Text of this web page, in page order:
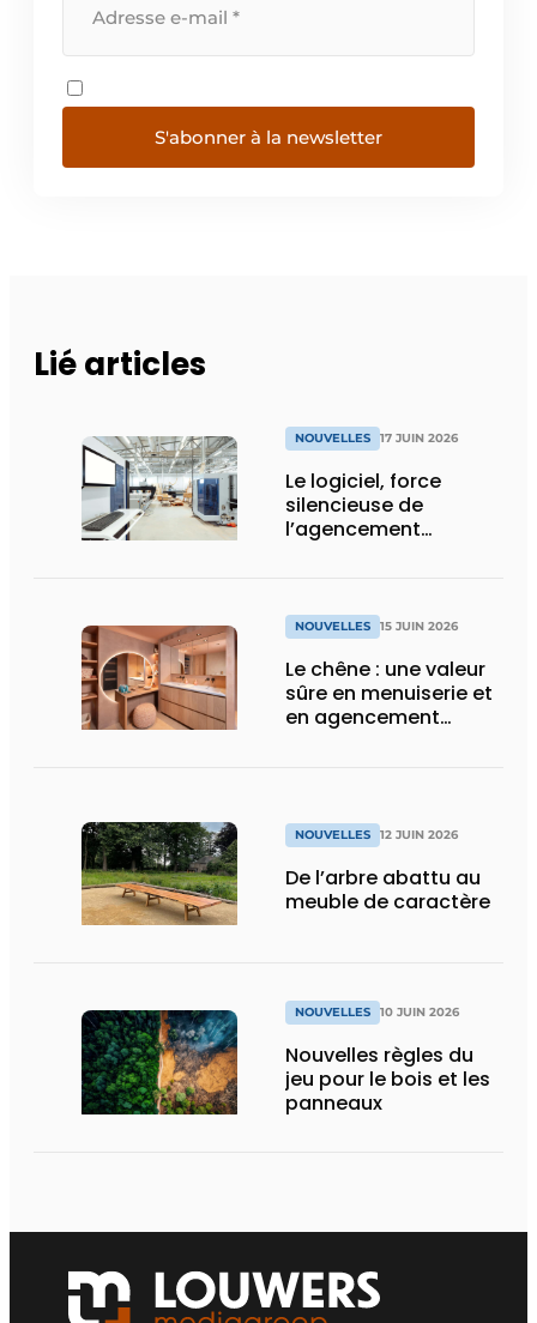
S'abonner à la newsletter
Lié articles
NOUVELLES 17 JUIN 2026
Le logiciel, force
silencieuse de
l’agencement
NOUVELLES 15 JUIN 2026
Le chêne : une valeur
sûre en menuiserie et
en agencement
NOUVELLES 12 JUIN 2026
De l’arbre abattu au
meuble de caractère
NOUVELLES 10 JUIN 2026
Nouvelles règles du
jeu pour le bois et les
panneaux